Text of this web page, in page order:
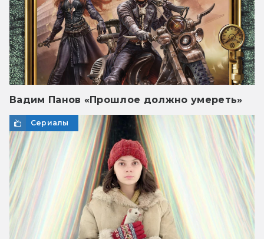
Вадим Панов «Прошлое должно умереть»
Сериалы